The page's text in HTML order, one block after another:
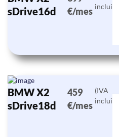
sDrive16d
€/mes incluido)
BMW X2
sDrive18d
459
€/mes
(IVA
incluido)